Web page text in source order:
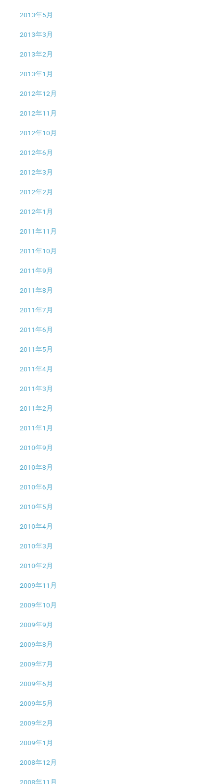
2013年5月
2013年3月
2013年2月
2013年1月
2012年12月
2012年11月
2012年10月
2012年6月
2012年3月
2012年2月
2012年1月
2011年11月
2011年10月
2011年9月
2011年8月
2011年7月
2011年6月
2011年5月
2011年4月
2011年3月
2011年2月
2011年1月
2010年9月
2010年8月
2010年6月
2010年5月
2010年4月
2010年3月
2010年2月
2009年11月
2009年10月
2009年9月
2009年8月
2009年7月
2009年6月
2009年5月
2009年2月
2009年1月
2008年12月
2008年11月